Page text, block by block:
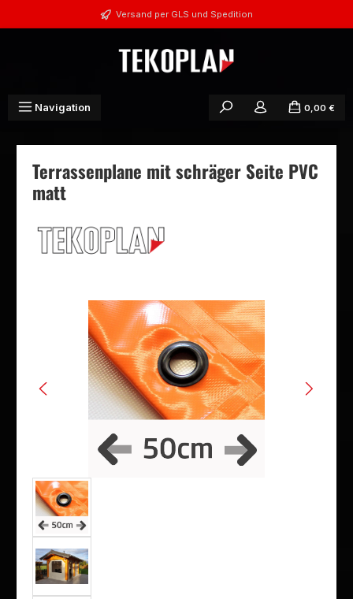
Zum Hauptinhalt springenVersand per GLS und Spedition
Navigation 0,00 €
Terrassenplane mit schräger Seite PVC
matt
Bildergalerie überspringen